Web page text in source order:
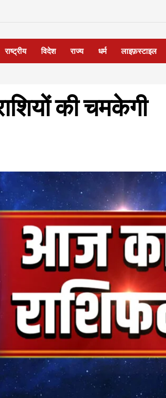
राष्ट्रीय विदेश राज्य धर्म लाइफ़स्टाइल
की चमकेगी